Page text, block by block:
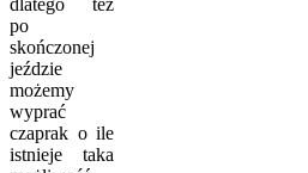
po
skończonej
jeździe
możemy
wyprać
czaprak o ile
istnieje taka